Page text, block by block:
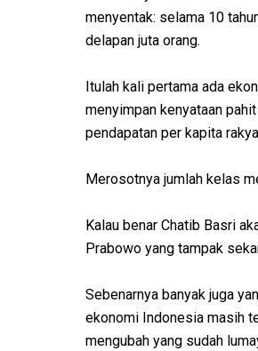
menyentak: selama 10
delapan juta orang.
Itulah kali pertama ada
menyimpan kenyataan
pendapatan per kapita
Merosotnya jumlah kelas
Kalau benar Chatib Basri
Prabowo yang tampak
Sebenarnya banyak juga
ekonomi Indonesia masih
mengubah yang sudah